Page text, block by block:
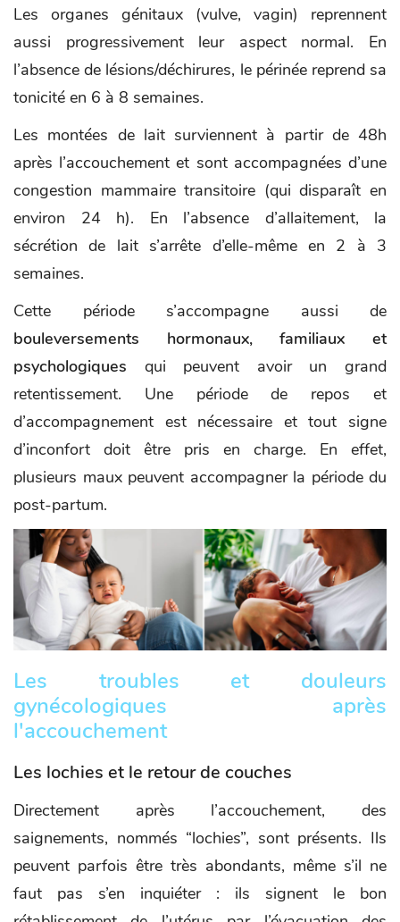
Les organes génitaux (vulve, vagin) reprennent
aussi progressivement leur aspect normal. En
l’absence de lésions/déchirures, le périnée reprend sa
tonicité en 6 à 8 semaines.
Les montées de lait surviennent à partir de 48h
après l’accouchement et sont accompagnées d’une
congestion mammaire transitoire (qui disparaît en
environ 24 h). En l’absence d’allaitement, la
sécrétion de lait s’arrête d’elle-même en 2 à 3
semaines.
Cette période s’accompagne aussi de
bouleversements hormonaux, familiaux et
psychologiques qui peuvent avoir un grand
retentissement. Une période de repos et
d’accompagnement est nécessaire et tout signe
d’inconfort doit être pris en charge. En effet,
plusieurs maux peuvent accompagner la période du
post-partum.
Les troubles et douleurs
gynécologiques après
l'accouchement
Les lochies et le retour de couches
Directement après l’accouchement, des
saignements, nommés “lochies”, sont présents. Ils
peuvent parfois être très abondants, même s’il ne
faut pas s’en inquiéter : ils signent le bon